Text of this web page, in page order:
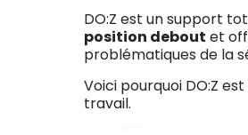
DO:Z est un support
position debout et
problématiques de la
Voici pourquoi DO:Z
travail.